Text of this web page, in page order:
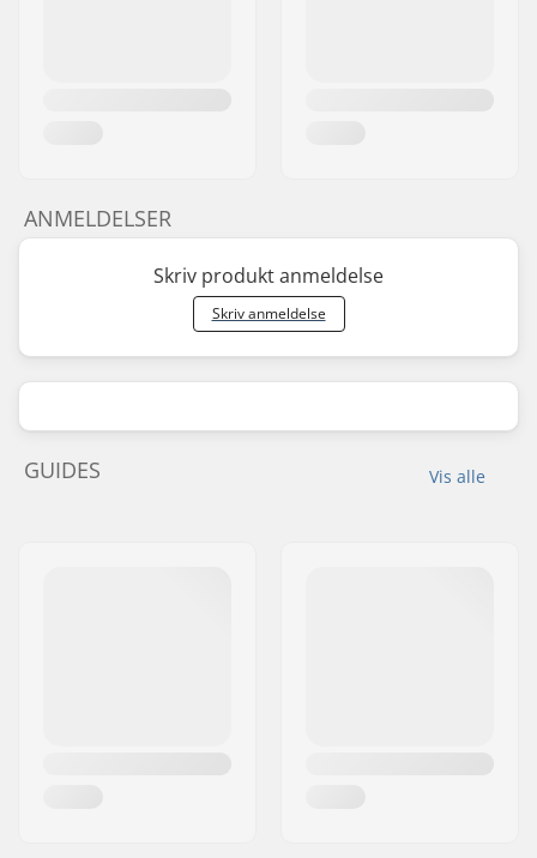
ANMELDELSER
Skriv produkt anmeldelse
Skriv anmeldelse
Vis alle
GUIDES